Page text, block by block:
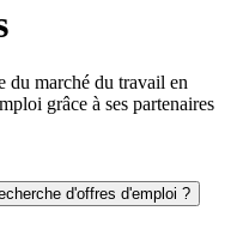
du marché du travail en
grâce à ses partenaires
d'offres d'emploi ?